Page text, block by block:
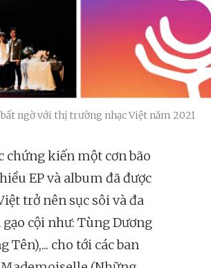
ngờ với thị trường nhạc Việt năm 2021
chứng kiến một cơn bão
EP và album đã được
trở nên sục sôi và đa
cội như: Tùng Dương
Tên),... cho tới các ban